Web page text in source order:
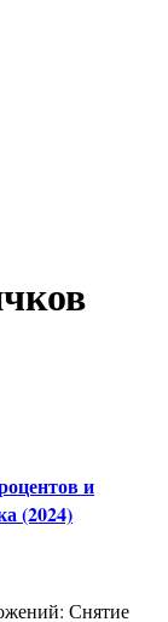
и
(2024)